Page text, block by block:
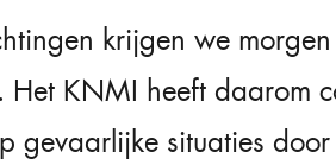
krijgen we
Het KNMI heeft daarom
gevaarlijke situaties